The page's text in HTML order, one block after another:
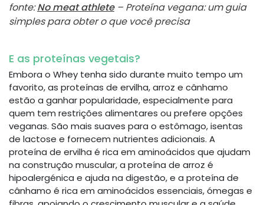
fonte:No meat athlete– Proteína vegana: um guia
simples para obter o que você precisa
E as proteínas vegetais?
Embora o Whey tenha sido durante muito tempo um
favorito, as proteínas de ervilha, arroz e cânhamo
estão a ganhar popularidade, especialmente para
quem tem restrições alimentares ou prefere opções
veganas. São mais suaves para o estômago, isentas
de lactose e fornecem nutrientes adicionais. A
proteína de ervilha é rica em aminoácidos que ajudam
na construção muscular, a proteína de arroz é
hipoalergénica e ajuda na digestão, e a proteína de
cânhamo é rica em aminoácidos essenciais, ómegas e